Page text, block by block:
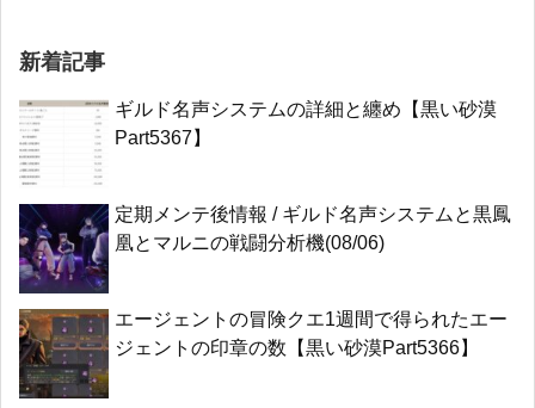
新着記事
ギルド名声システムの詳細と纏め【黒い砂漠
Part5367】
定期メンテ後情報 / ギルド名声システムと黒鳳
凰とマルニの戦闘分析機(08/06)
エージェントの冒険クエ1週間で得られたエー
ジェントの印章の数【黒い砂漠Part5366】